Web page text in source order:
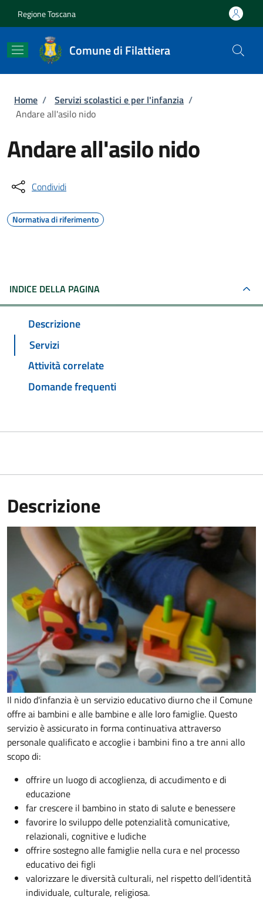
Regione Toscana
Comune di Filattiera
Briciole di pane
Home / Servizi scolastici e per l'infanzia /
Andare all'asilo nido
Andare all'asilo nido
Condividi
Normativa di riferimento
INDICE DELLA PAGINA
Descrizione
Servizi
Attività correlate
Domande frequenti
Descrizione
Il nido d'infanzia è un servizio educativo diurno che il Comune
offre ai bambini e alle bambine e alle loro famiglie. Questo
servizio è assicurato in forma continuativa attraverso
personale qualificato e accoglie i bambini fino a tre anni allo
scopo di:
offrire un luogo di accoglienza, di accudimento e di
educazione
far crescere il bambino in stato di salute e benessere
favorire lo sviluppo delle potenzialità comunicative,
relazionali, cognitive e ludiche
offrire sostegno alle famiglie nella cura e nel processo
educativo dei figli
valorizzare le diversità culturali, nel rispetto dell’identità
individuale, culturale, religiosa.